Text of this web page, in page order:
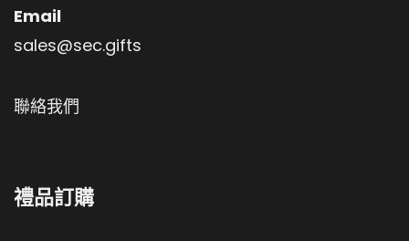
Email
sales@sec.gifts
聯絡我們
禮品訂購